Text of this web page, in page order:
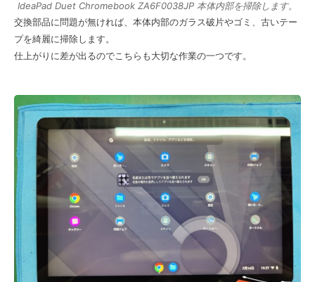
IdeaPad Duet Chromebook ZA6F0038JP 本体内部を掃除します。
交換部品に問題が無ければ、本体内部のガラス破片やゴミ、古いテー
プを綺麗に掃除します。
仕上がりに差が出るのでこちらも大切な作業の一つです。